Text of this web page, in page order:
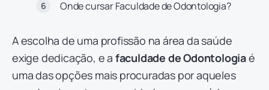
Onde cursar Faculdade de Odontologia?
A escolha de uma profissão na área da saúde
exige dedicação, e a faculdade de Odontologiaé
uma das opções mais procuradas por aqueles